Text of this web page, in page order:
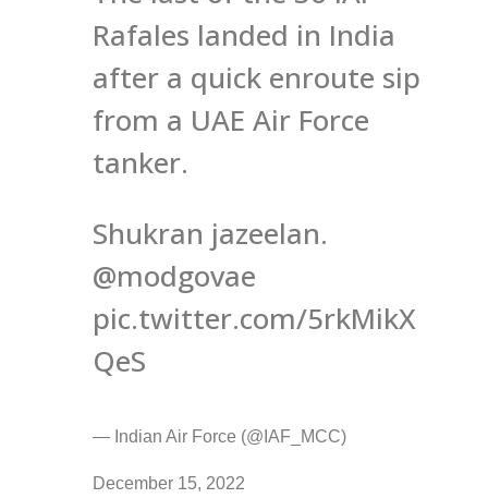
Rafales landed in India
after a quick enroute sip
from a UAE Air Force
tanker.
Shukran jazeelan.
@modgovae
pic.twitter.com/5rkMikX
QeS
— Indian Air Force (@IAF_MCC)
December 15, 2022